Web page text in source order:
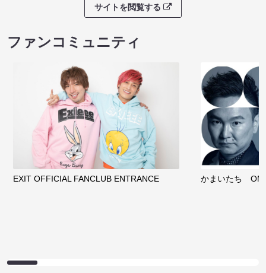
サイトを閲覧する
ファンコミュニティ
EXIT OFFICIAL FANCLUB ENTRANCE かまいたち